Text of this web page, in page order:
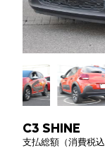
C3 SHINE
支払総額（消費税込